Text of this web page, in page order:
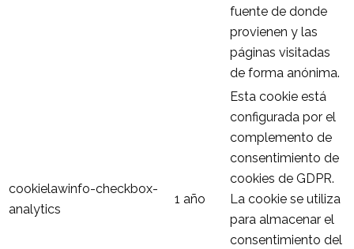
fuente de donde
provienen y las
páginas visitadas
de forma anónima.
cookielawinfo-checkbox-
analytics
1 año
Esta cookie está
configurada por el
complemento de
consentimiento de
cookies de GDPR.
La cookie se utiliza
para almacenar el
consentimiento del